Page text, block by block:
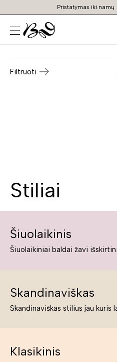
Pristatymas iki namų
Prekių
paieška
Filtruoti
Stiliai
Šiuolaikinis
Skandinaviškas
Klasikinis